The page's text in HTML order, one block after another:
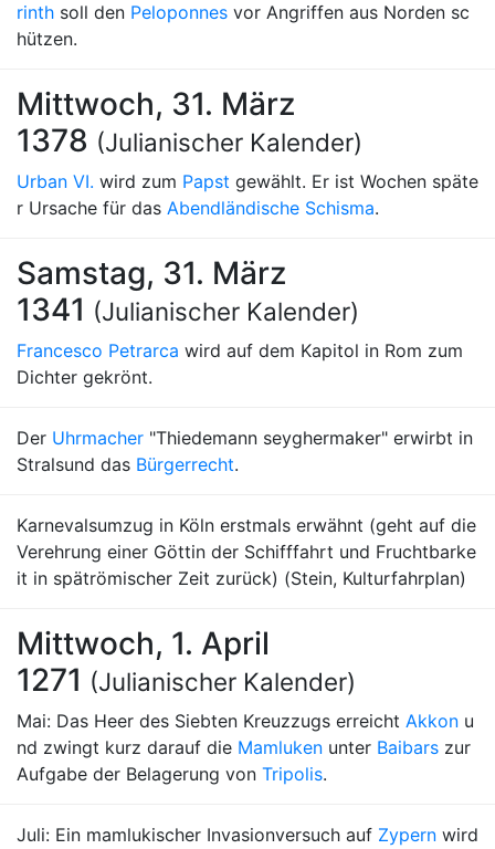
rinth soll den Peloponnes vor Angriffen aus Norden sc
hützen.
Mittwoch, 31. März
1378 (Julianischer Kalender)
Urban VI. wird zum Papst gewählt. Er ist Wochen späte
r Ursache für das Abendländische Schisma.
Samstag, 31. März
1341 (Julianischer Kalender)
Francesco Petrarca wird auf dem Kapitol in Rom zum
Dichter gekrönt.
Der Uhrmacher "Thiedemann seyghermaker" erwirbt in
Stralsund das Bürgerrecht.
Karnevalsumzug in Köln erstmals erwähnt (geht auf die
Verehrung einer Göttin der Schifffahrt und Fruchtbarke
it in spätrömischer Zeit zurück) (Stein, Kulturfahrplan)
Mittwoch, 1. April
1271 (Julianischer Kalender)
Mai: Das Heer des Siebten Kreuzzugs erreicht Akkon u
nd zwingt kurz darauf die Mamluken unter Baibars zur
Aufgabe der Belagerung von Tripolis.
Juli: Ein mamlukischer Invasionversuch auf Zypern wird